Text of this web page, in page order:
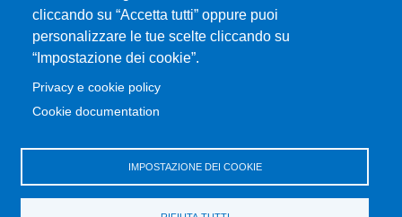
cliccando su “Accetta tutti” oppure puoi
personalizzare le tue scelte cliccando su
“Impostazione dei cookie”.
Privacy e cookie policy
Cookie documentation
IMPOSTAZIONE DEI COOKIE
MENÙ SOCIAL
MENÙ FOOTER 1
Accessibilità
Privacy e cookie policy
MENÙ FOOTER 2
Amministrazione trasparente